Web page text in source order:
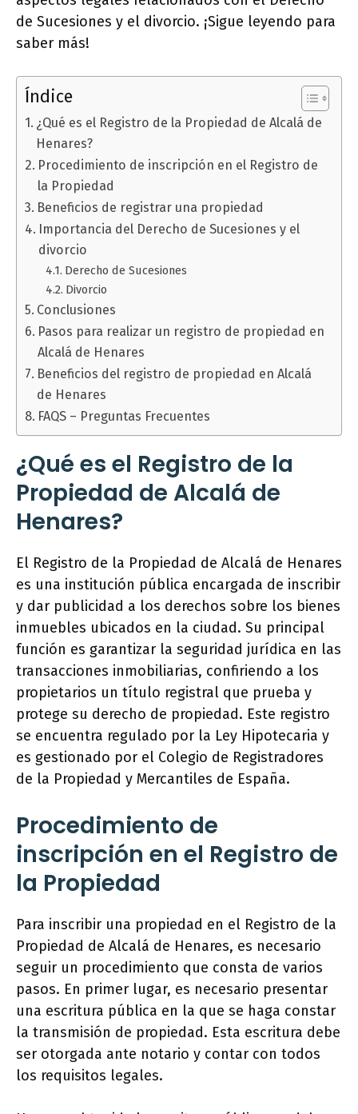
de Sucesiones y el divorcio. ¡Sigue leyendo para
saber más!
Índice
¿Qué es el Registro de la Propiedad de Alcalá de
Henares?
Procedimiento de inscripción en el Registro de
la Propiedad
Beneficios de registrar una propiedad
Importancia del Derecho de Sucesiones y el
divorcio
Derecho de Sucesiones
Divorcio
Conclusiones
Pasos para realizar un registro de propiedad en
Alcalá de Henares
Beneficios del registro de propiedad en Alcalá
de Henares
FAQS – Preguntas Frecuentes
¿Qué es el Registro de la
Propiedad de Alcalá de
Henares?
El Registro de la Propiedad de Alcalá de Henares
es una institución pública encargada de inscribir
y dar publicidad a los derechos sobre los bienes
inmuebles ubicados en la ciudad. Su principal
función es garantizar la seguridad jurídica en las
transacciones inmobiliarias, confiriendo a los
propietarios un título registral que prueba y
protege su derecho de propiedad. Este registro
se encuentra regulado por la Ley Hipotecaria y
es gestionado por el Colegio de Registradores
de la Propiedad y Mercantiles de España.
Procedimiento de
inscripción en el Registro de
la Propiedad
Para inscribir una propiedad en el Registro de la
Propiedad de Alcalá de Henares, es necesario
seguir un procedimiento que consta de varios
pasos. En primer lugar, es necesario presentar
una escritura pública en la que se haga constar
la transmisión de propiedad. Esta escritura debe
ser otorgada ante notario y contar con todos
los requisitos legales.